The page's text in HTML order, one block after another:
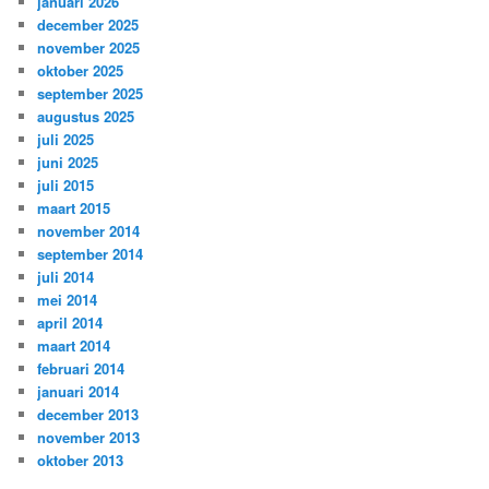
december 2025
november 2025
oktober 2025
september 2025
augustus 2025
juli 2025
juni 2025
juli 2015
maart 2015
november 2014
september 2014
juli 2014
mei 2014
april 2014
maart 2014
februari 2014
januari 2014
december 2013
november 2013
oktober 2013